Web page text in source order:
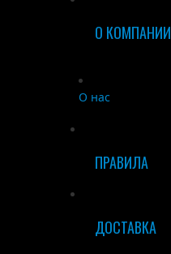
О КОМПАНИИ
О нас
ПРАВИЛА
ДОСТАВКА